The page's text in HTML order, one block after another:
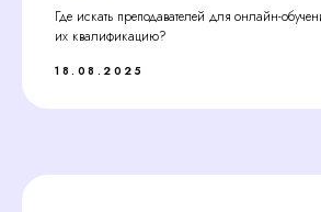
Где искать преподавателей для онлайн-
их квалификацию?
18.08.2025